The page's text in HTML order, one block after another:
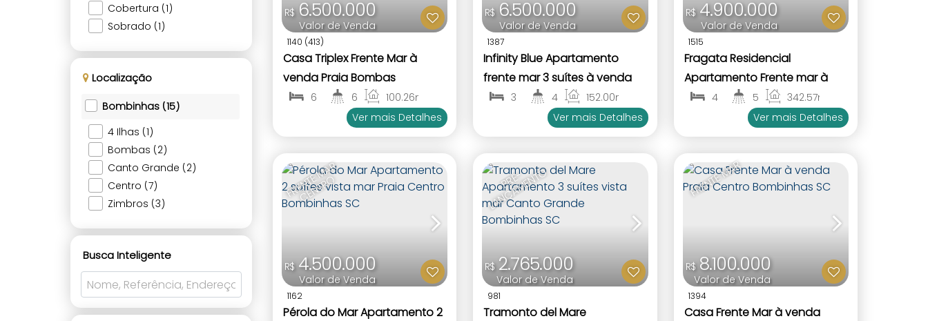
Cobertura (1)
Sobrado (1)
Localização
Bombinhas (15)
4 Ilhas (1)
Bombas (2)
Canto Grande (2)
Centro (7)
Zimbros (3)
Busca Inteligente
1140 (413)
R$6.500.000
Valor de Venda
Casa Triplex Frente Mar à
venda Praia Bombas
Bombinhas SC
6 6 100.26m²
214.21 m²
Ver mais Detalhes
1387
R$6.500.000
Valor de Venda
Infinity Blue Apartamento
frente mar 3 suítes à venda
Praia Centro Bombinhas SC
3 4 152.00m²
3
Ver mais Detalhes
1515
R$4.900.000
Valor de Venda
Fragata Residencial
Apartamento Frente mar à
venda Praia Bombinhas SC
4 5 342.57m²
4
Ver mais Detalhes
F
R
E
N
T
E
M
A
R
C
E
N
T
R
O
1162
R$4.500.000
Valor de Venda
Pérola do Mar Apartamento 2
P
R
É
-
L
A
N
Ç
A
M
E
N
T
O
981
R$2.765.000
Valor de Venda
Tramonto del Mare
FRENTE MAR
1394
R$8.100.000
Valor de Venda
Casa Frente Mar à venda